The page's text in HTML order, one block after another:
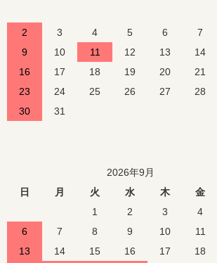
2
3 4 5 6 7
9
10 11 12 13 14
16
17 18 19 20 21
23
24 25 26 27 28
30
31
2026年9月
日
月 火 水 木 金
1
2 3 4
6
7 8 9 10 11
13
14 15 16 17 18